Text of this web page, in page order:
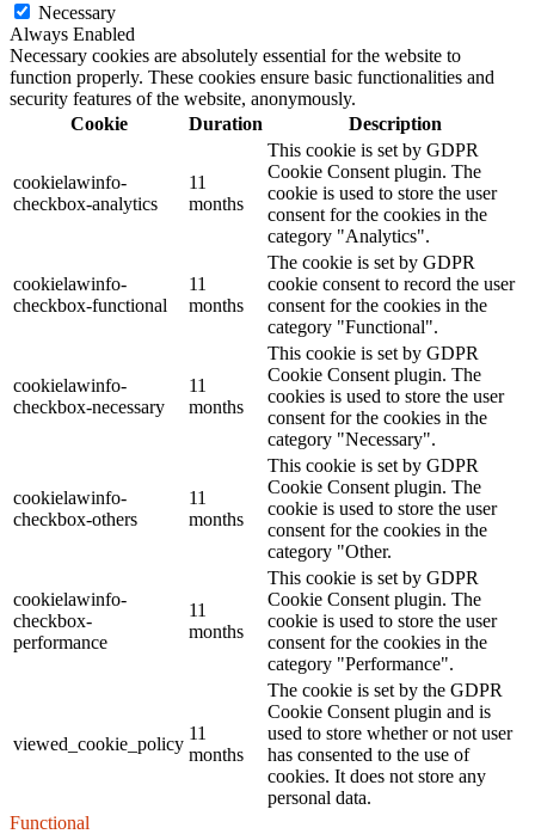
Necessary
Always Enabled
Necessary cookies are absolutely essential for the website to
function properly. These cookies ensure basic functionalities and
security features of the website, anonymously.
Cookie
Duration Description
cookielawinfo-
checkbox-analytics
11
months
This cookie is set by GDPR
Cookie Consent plugin. The
cookie is used to store the user
consent for the cookies in the
category "Analytics".
cookielawinfo-
checkbox-functional
11
months
The cookie is set by GDPR
cookie consent to record the user
consent for the cookies in the
category "Functional".
cookielawinfo-
checkbox-necessary
11
months
This cookie is set by GDPR
Cookie Consent plugin. The
cookies is used to store the user
consent for the cookies in the
category "Necessary".
cookielawinfo-
checkbox-others
11
months
This cookie is set by GDPR
Cookie Consent plugin. The
cookie is used to store the user
consent for the cookies in the
category "Other.
cookielawinfo-
checkbox-
performance
11
months
This cookie is set by GDPR
Cookie Consent plugin. The
cookie is used to store the user
consent for the cookies in the
category "Performance".
viewed_cookie_policy
11
months
The cookie is set by the GDPR
Cookie Consent plugin and is
used to store whether or not user
has consented to the use of
cookies. It does not store any
personal data.
Functional